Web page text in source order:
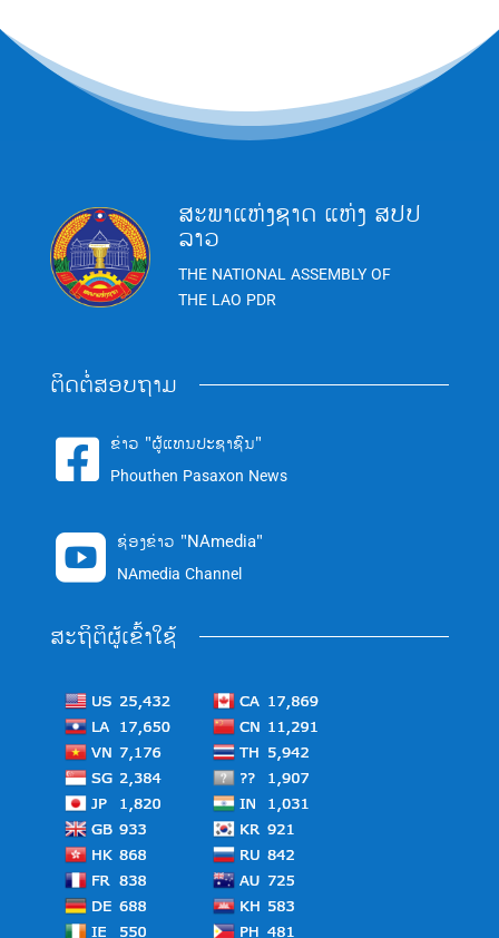
ສະພາແຫ່ງຊາດ ແຫ່ງ ສປປ
ລາວ
THE NATIONAL ASSEMBLY OF
THE LAO PDR
ຕິດຕໍ່ສອບຖາມ
 ຂ່າວ "ຜູ້ແທນປະຊາຊົນ"
Phouthen Pasaxon News
 ຊ່ອງຂ່າວ "NAmedia"
NAmedia Channel
ສະຖິຕິຜູ້ເຂົ້າໃຊ້